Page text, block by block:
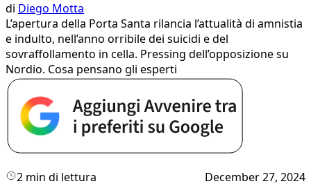
di Diego Motta
L’apertura della Porta Santa rilancia l’attualità di amnistia
e indulto, nell’anno orribile dei suicidi e del
sovraffollamento in cella. Pressing dell’opposizione su
Nordio. Cosa pensano gli esperti
2 min di lettura December 27, 2024